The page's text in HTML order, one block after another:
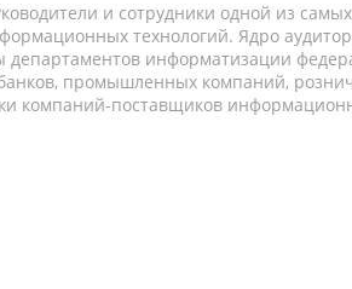
и сотрудники одной из
технологий. Ядро
департаментов информатизации
промышленных компаний,
компаний-поставщиков